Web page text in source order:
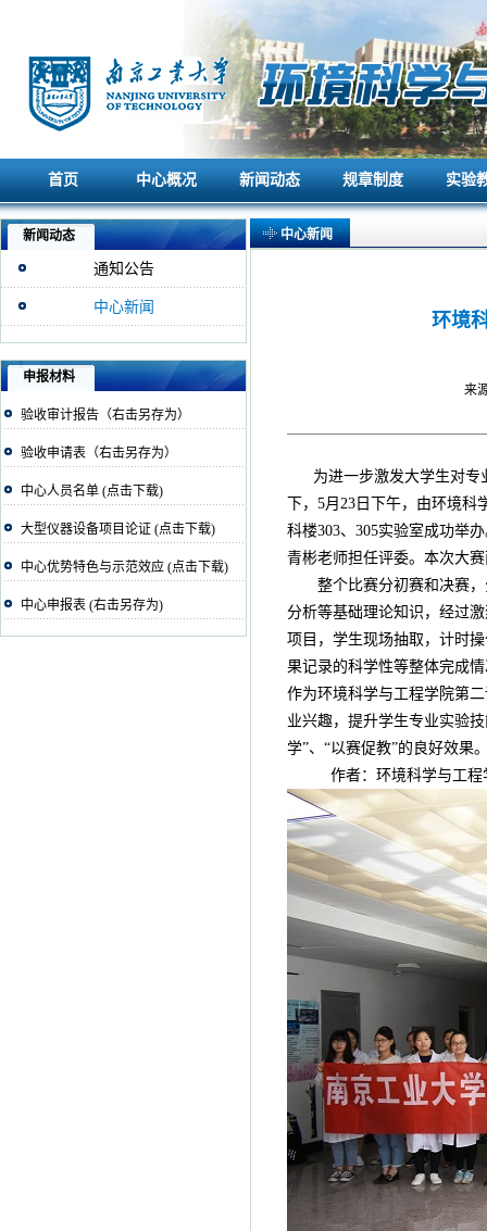
首页
首页
中心概况 新闻动态
新闻动态
规章制度
规章制度
实验
实验
新闻动态
通知公告
中心新闻
申报材料
验收审计报告（右击另存为）
验收申请表（右击另存为）
中心人员名单 (点击下载)
大型仪器设备项目论证 (点击下载)
中心优势特色与示范效应 (点击下载)
中心申报表 (右击另存为)
中心新闻
环境
来
为进一步激发大学生对专
下，5月23日下午，由环境
科楼303、305实验室成功举
青彬老师担任评委。本次大
整个比赛分初赛和决赛，
分析等基础理论知识，经过
项目，学生现场抽取，计时
果记录的科学性等整体完成
作为环境科学与工程学院第
业兴趣，提升学生专业实验
学”、“以赛促教”的良好效果
作者：环境科学与工程学